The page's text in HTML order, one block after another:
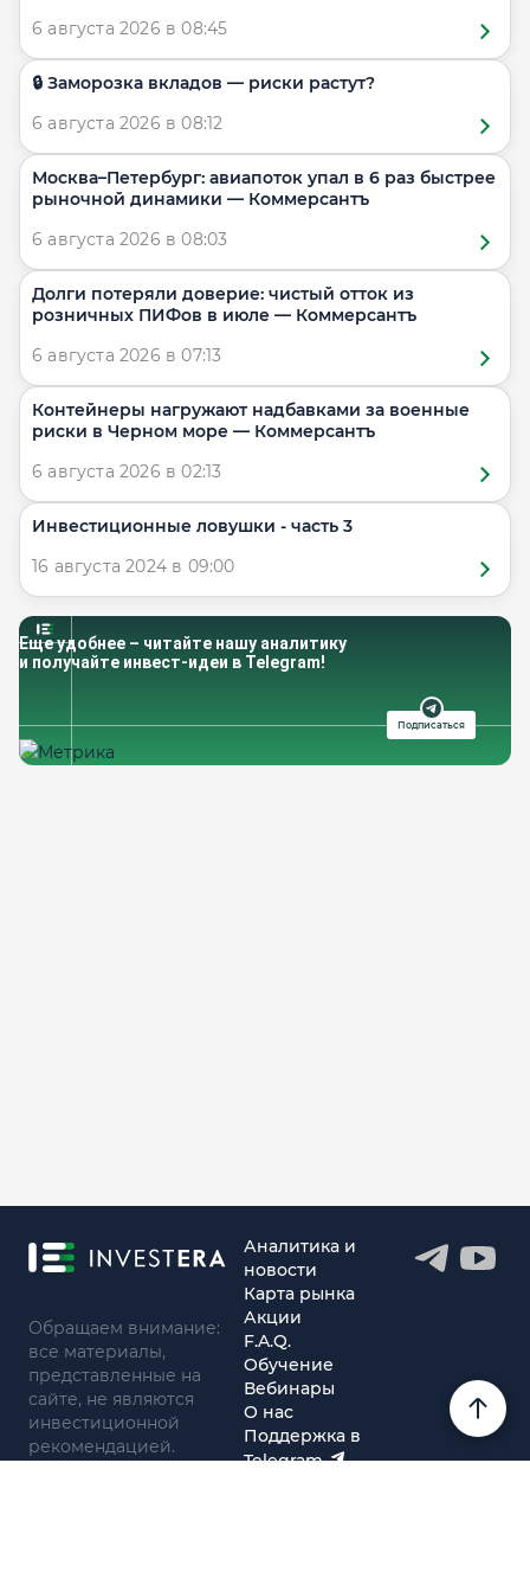
6 августа 2026 в 08:45
🔒 Заморозка вкладов — риски растут?
6 августа 2026 в 08:12
Москва–Петербург: авиапоток упал в 6 раз быстрее
рыночной динамики — Коммерсантъ
6 августа 2026 в 08:03
Долги потеряли доверие: чистый отток из
розничных ПИФов в июле — Коммерсантъ
6 августа 2026 в 07:13
Контейнеры нагружают надбавками за военные
риски в Черном море — Коммерсантъ
6 августа 2026 в 02:13
Инвестиционные ловушки - часть 3
16 августа 2024 в 09:00
Еще удобнее – читайте нашу аналитику
и получайте инвест-идеи в Telegram!
Подписаться
Обращаем внимание:
все материалы,
представленные на
сайте, не являются
инвестиционной
рекомендацией.
Аналитика и
новости
Карта рынка
Акции
F.A.Q.
Обучение
Вебинары
О нас
Поддержка в
Telegram